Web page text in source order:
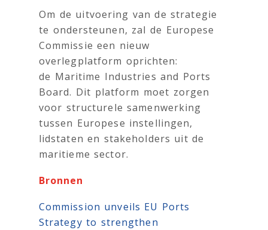
Om de uitvoering van de strategie
te ondersteunen, zal de Europese
Commissie een nieuw
overlegplatform oprichten:
de Maritime Industries and Ports
Board. Dit platform moet zorgen
voor structurele samenwerking
tussen Europese instellingen,
lidstaten en stakeholders uit de
maritieme sector.
Bronnen
Commission unveils EU Ports
Strategy to strengthen